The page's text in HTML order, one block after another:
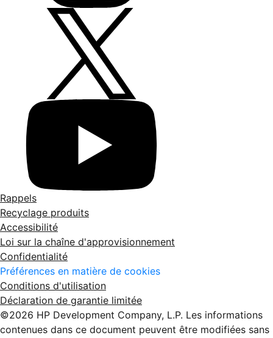
Rappels
Recyclage produits
Accessibilité
Loi sur la chaîne d'approvisionnement
Confidentialité
Préférences en matière de cookies
Conditions d'utilisation
Déclaration de garantie limitée
©2026 HP Development Company, L.P. Les informations
contenues dans ce document peuvent être modifiées sans